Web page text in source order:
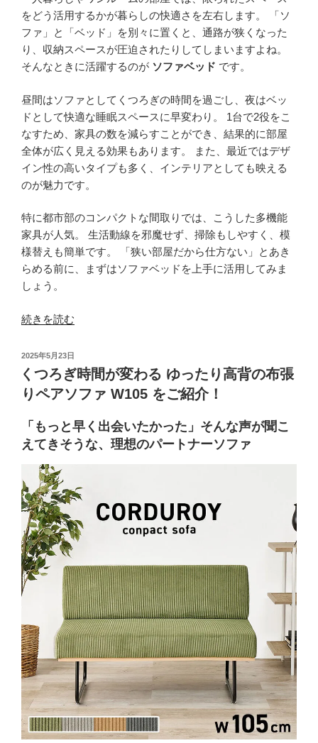
をどう活用するかが暮らしの快適さを左右します。 「ソ
ファ」と「ベッド」を別々に置くと、通路が狭くなった
り、収納スペースが圧迫されたりしてしまいますよね。
そんなときに活躍するのが ソファベッド です。
昼間はソファとしてくつろぎの時間を過ごし、夜はベッ
ドとして快適な睡眠スペースに早変わり。 1台で2役をこ
なすため、家具の数を減らすことができ、結果的に部屋
全体が広く見える効果もあります。 また、最近ではデザ
イン性の高いタイプも多く、インテリアとしても映える
のが魅力です。
特に都市部のコンパクトな間取りでは、こうした多機能
家具が人気。 生活動線を邪魔せず、掃除もしやすく、模
様替えも簡単です。 「狭い部屋だから仕方ない」とあき
らめる前に、まずはソファベッドを上手に活用してみま
しょう。
“ソ
ァ
ベ
ッ
ド
活
用
術
小
さ
い
部
屋
で
も
適
生
活”
の
続きを読む
投
稿
日:
2025年5月23日
くつろぎ時間が変わる ゆったり高背の布張
りペアソファ W105 をご紹介！
「もっと早く出会いたかった」そんな声が聞こ
えてきそうな、理想のパートナーソファ